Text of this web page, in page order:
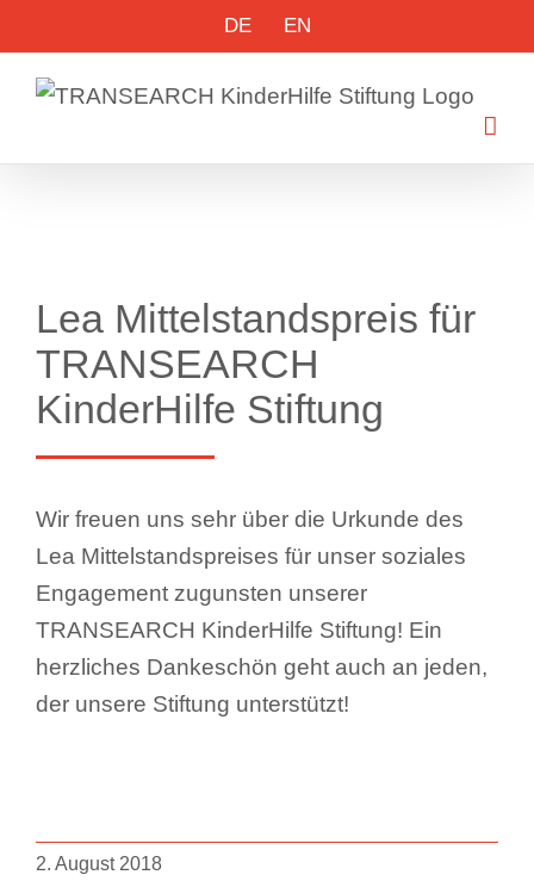
to
content
DE EN
Lea Mittelstandspreis für
TRANSEARCH
KinderHilfe Stiftung
Wir freuen uns sehr über die Urkunde des
Lea Mittelstandspreises für unser soziales
Engagement zugunsten unserer
TRANSEARCH KinderHilfe Stiftung! Ein
herzliches Dankeschön geht auch an jeden,
der unsere Stiftung unterstützt!
2. August 2018